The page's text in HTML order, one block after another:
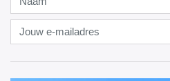
Jouw
e-
mailadres